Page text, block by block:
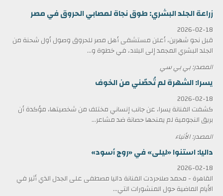
زراعة الجلد البشري: طوق نجاة لمصابي الحروق في مصر
2026-02-18
قبل نحو شهرين، أعلن مستشفى أهل مصر للحروق وصول أول شحنة من
الجلد البشري المجمد إلى البلاد، في خطوة و...
المصدر: بي بي سي
يسرا: الشهرة لم تُحصّني من الخوف
2026-02-18
كشفت الفنانة يسرا، عن جانب إنساني مختلف من شخصيتها، مؤكدة أن
بريق النجومية لم يمنحها حصانة ضد مشاعر...
المصدر: الأنباء
داليا: استنوا «ليلى» في «روج أسود»
2026-02-18
القاهرة - محمد صلاحردت الفنانة داليا مصطفى على الجدل الذي أثير في
الأيام الماضية حول المنشورات التي...